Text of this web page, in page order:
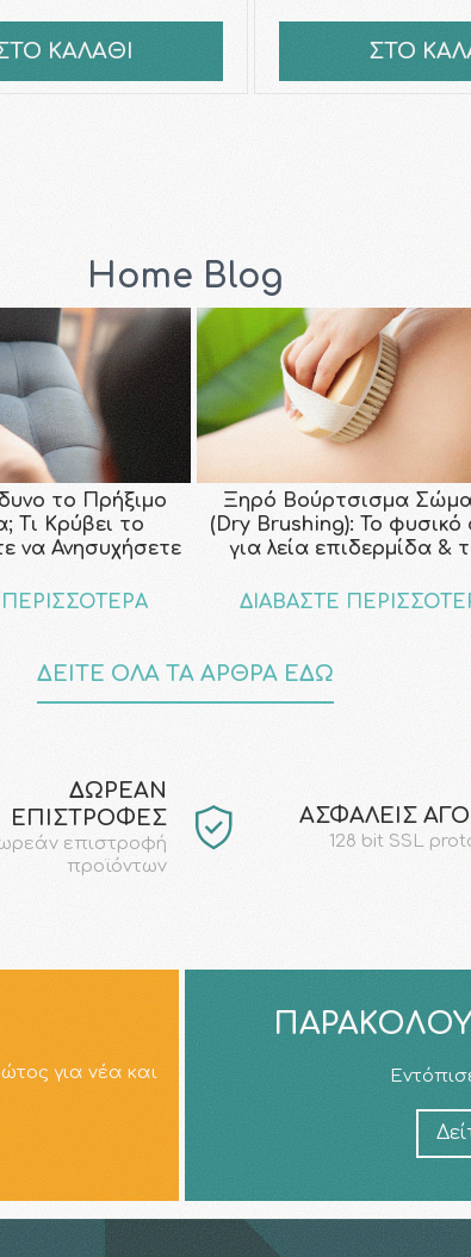
ΚΑΛΑΘΙ ΣΤΟ
Home Blog
το Πρήξιμο
Τι Κρύβει το
να Ανησυχήσετε
Ξηρό Βούρτσισμα
(Dry Brushing): Το φυσικό
για λεία επιδερμίδα &
ΔΙΑΒΑΣΤΕ
ΔΕΙΤΕ ΟΛΑ ΤΑ ΑΡΘΡΑ ΕΔΩ
ΔΩΡΕΑΝ
ΕΠΙΣΤΡΟΦΕΣ
επιστροφή
προϊόντων
AΣΦΑΛΕΙΣ
128 bit SSL
για νέα και